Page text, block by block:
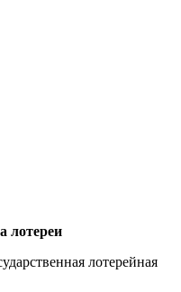
лотереи
лотерейная